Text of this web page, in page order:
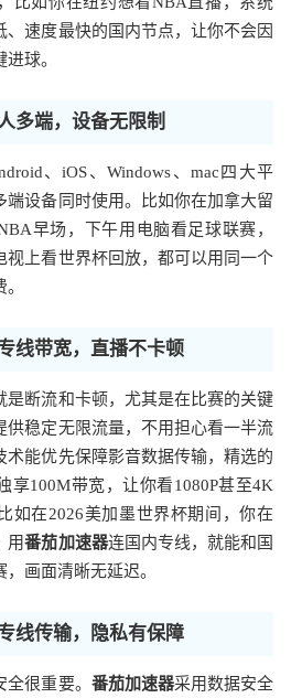
、速度最快的国内节点，让你不会因
球。
多端，设备无限制
、iOS、Windows、mac四大平
端设备同时使用。比如你在加拿大留
早场，下午用电脑看足球联赛，
视上看世界杯回放，都可以用同一个
线带宽，直播不卡顿
是断流和卡顿，尤其是在比赛的关键
供稳定无限流量，不用担心看一半流
术能优先保障影音数据传输，精选的
享100M带宽，让你看1080P甚至4K
如在2026美加墨世界杯期间，你在
用番茄加速器连国内专线，就能和国
画面清晰无延迟。
线传输，隐私有保障
很重要。 番茄加速器采用数据安全